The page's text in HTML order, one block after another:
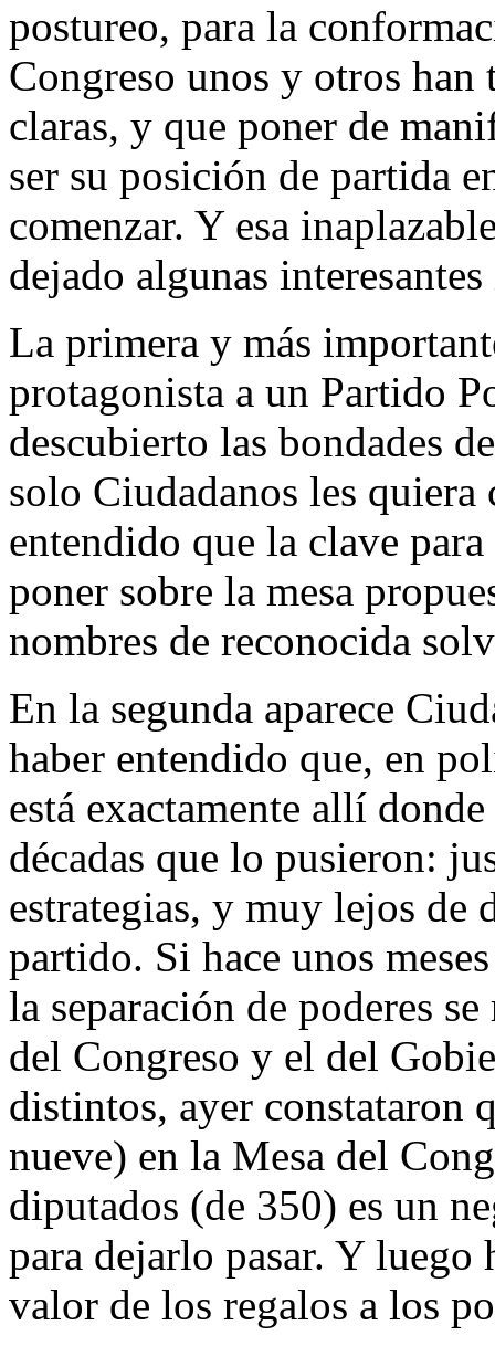
postureo, para la
Congreso unos y otros han
claras, y que poner de
ser su posición de partida
comenzar. Y esa
dejado algunas
La primera y más
protagonista a un Partido
descubierto las bondades
solo Ciudadanos les
entendido que la clave
poner sobre la mesa
nombres de reconocida
En la segunda aparece
haber entendido que, en
está exactamente allí
décadas que lo pusieron:
estrategias, y muy lejos de
partido. Si hace unos
la separación de poderes
del Congreso y el del
distintos, ayer constataron
nueve) en la Mesa del
diputados (de 350) es un
para dejarlo pasar. Y
valor de los regalos a los